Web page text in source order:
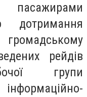
дотримання
рейдів
групи